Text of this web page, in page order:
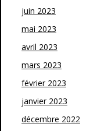
juin 2023
mai 2023
avril 2023
mars 2023
février 2023
janvier 2023
décembre 2022